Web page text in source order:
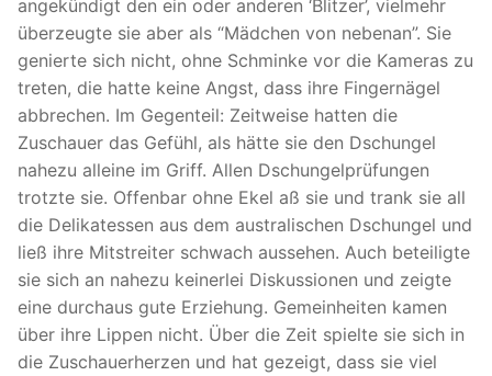
angekündigt den ein oder anderen ‘Blitzer’, vielmehr
überzeugte sie aber als “Mädchen von nebenan”. Sie
genierte sich nicht, ohne Schminke vor die Kameras zu
treten, die hatte keine Angst, dass ihre Fingernägel
abbrechen. Im Gegenteil: Zeitweise hatten die
Zuschauer das Gefühl, als hätte sie den Dschungel
nahezu alleine im Griff. Allen Dschungelprüfungen
trotzte sie. Offenbar ohne Ekel aß sie und trank sie all
die Delikatessen aus dem australischen Dschungel und
ließ ihre Mitstreiter schwach aussehen. Auch beteiligte
sie sich an nahezu keinerlei Diskussionen und zeigte
eine durchaus gute Erziehung. Gemeinheiten kamen
über ihre Lippen nicht. Über die Zeit spielte sie sich in
die Zuschauerherzen und hat gezeigt, dass sie viel